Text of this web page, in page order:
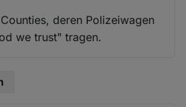
deren Polizeiwagen
we trust" tragen.